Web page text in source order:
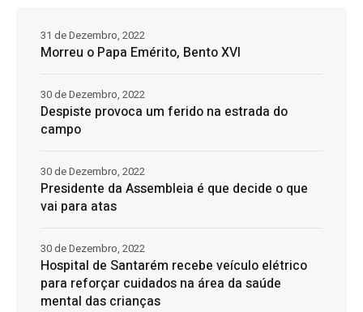
Morreu o Papa Emérito, Bento XVI
31 de Dezembro, 2022
Despiste provoca um ferido na estrada do
campo
30 de Dezembro, 2022
Presidente da Assembleia é que decide o que
vai para atas
30 de Dezembro, 2022
Hospital de Santarém recebe veículo elétrico
para reforçar cuidados na área da saúde
mental das crianças
30 de Dezembro, 2022